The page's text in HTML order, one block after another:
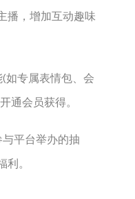
播，增加互动趣味
如专属表情包、会
通会员获得。
平台举办的抽
。